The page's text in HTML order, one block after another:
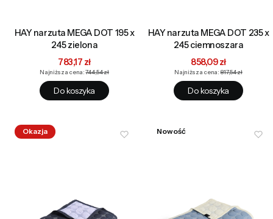
HAY narzuta MEGA DOT 195 x
245 zielona
Cena promocyjna
783,17 zł
Najniższa cena: 744,54 zł
Do koszyka
HAY narzuta MEGA DOT 235 x
245 ciemnoszara
Cena promocyjna
858,09 zł
Najniższa cena: 817,54 zł
Do koszyka
Okazja Nowość